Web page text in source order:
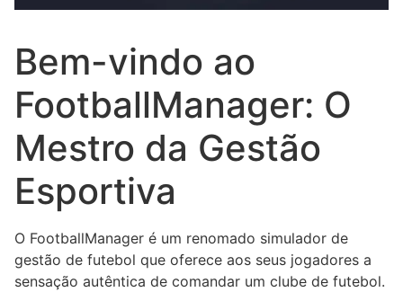
Bem-vindo ao
FootballManager: O
Mestro da Gestão
Esportiva
O FootballManager é um renomado simulador de
gestão de futebol que oferece aos seus jogadores a
sensação autêntica de comandar um clube de futebol.